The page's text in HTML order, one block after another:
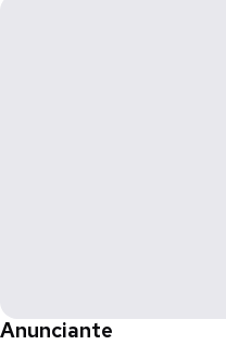
Anunciante